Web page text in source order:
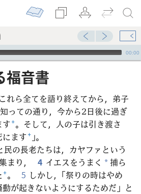
00:00
福音​書
れら全てを語り終えてから，弟子
知っての通り，今から2日後に過ぎ
+。そして，人の子は引き渡さ
ます+ 」。
民の長老たちは，カヤファという
まり， 4 イエスをうまく *捕ら
+。 5 しかし，「祭りの時はやめ
が起きないようにするためだ」と